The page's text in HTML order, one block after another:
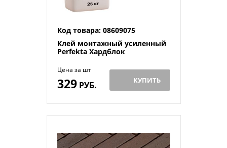
Код товара: 08609075
Клей монтажный усиленный
Perfekta Хардблок
Цена за шт
329РУБ. КУПИТЬ